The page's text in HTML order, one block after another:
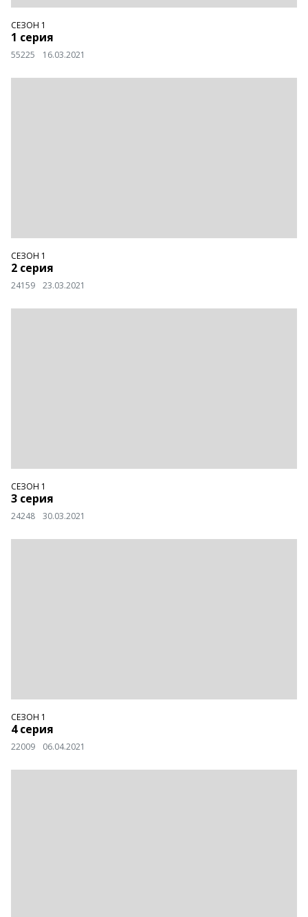
СЕЗОН 1
1 серия
55225 16.03.2021
СЕЗОН 1
2 серия
24159 23.03.2021
СЕЗОН 1
3 серия
24248 30.03.2021
СЕЗОН 1
4 серия
22009 06.04.2021